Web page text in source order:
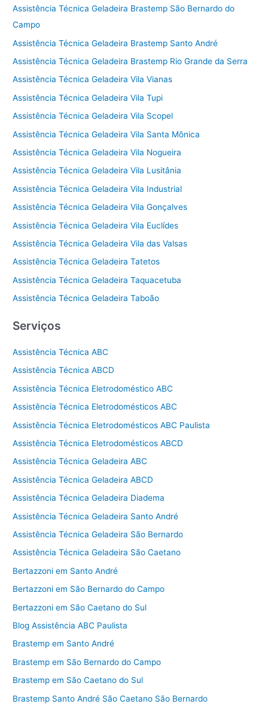
Assistência Técnica Geladeira Brastemp São Bernardo do
Campo
Assistência Técnica Geladeira Brastemp Santo André
Assistência Técnica Geladeira Brastemp Rio Grande da Serra
Assistência Técnica Geladeira Vila Vianas
Assistência Técnica Geladeira Vila Tupi
Assistência Técnica Geladeira Vila Scopel
Assistência Técnica Geladeira Vila Santa Mônica
Assistência Técnica Geladeira Vila Nogueira
Assistência Técnica Geladeira Vila Lusitânia
Assistência Técnica Geladeira Vila Industrial
Assistência Técnica Geladeira Vila Gonçalves
Assistência Técnica Geladeira Vila Euclídes
Assistência Técnica Geladeira Vila das Valsas
Assistência Técnica Geladeira Tatetos
Assistência Técnica Geladeira Taquacetuba
Assistência Técnica Geladeira Taboão
Serviços
Assistência Técnica ABC
Assistência Técnica ABCD
Assistência Técnica Eletrodoméstico ABC
Assistência Técnica Eletrodomésticos ABC
Assistência Técnica Eletrodomésticos ABC Paulista
Assistência Técnica Eletrodomésticos ABCD
Assistência Técnica Geladeira ABC
Assistência Técnica Geladeira ABCD
Assistência Técnica Geladeira Diadema
Assistência Técnica Geladeira Santo André
Assistência Técnica Geladeira São Bernardo
Assistência Técnica Geladeira São Caetano
Bertazzoni em Santo André
Bertazzoni em São Bernardo do Campo
Bertazzoni em São Caetano do Sul
Blog Assistência ABC Paulista
Brastemp em Santo André
Brastemp em São Bernardo do Campo
Brastemp em São Caetano do Sul
Brastemp Santo André São Caetano São Bernardo